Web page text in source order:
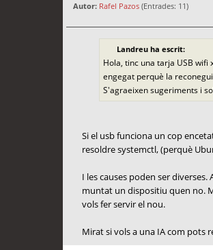
Autor: Rafel Pazos (Entrades: 11)
Landreu ha escrit:
Hola, tinc una tarja USB
engegat perquè la
S'agraeixen sugeriments i
Si el usb funciona un cop
resoldre systemctl, (perquè
I les causes poden ser
muntat un dispositiu quen no.
vols fer servir el nou.
Mirat si vols a una IA com pots